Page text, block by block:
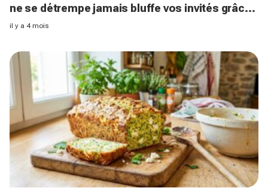
ne se détrempe jamais bluffe vos invités grâce
à cet ingrédient secret
il y a 4 mois